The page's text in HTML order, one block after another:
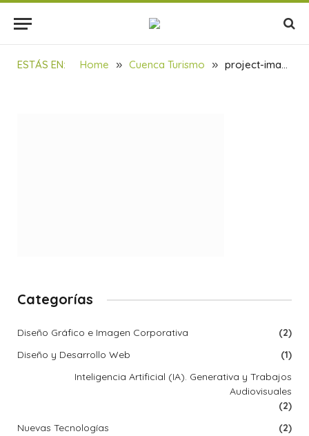
ESTÁS EN: Home » Cuenca Turismo » project-image-1
project-image-1
1 MIN READ
Categorías
Diseño Gráfico e Imagen Corporativa
(2)
Diseño y Desarrollo Web
(1)
Inteligencia Artificial (IA). Generativa y Trabajos
Audiovisuales
(2)
Nuevas Tecnologías
(2)